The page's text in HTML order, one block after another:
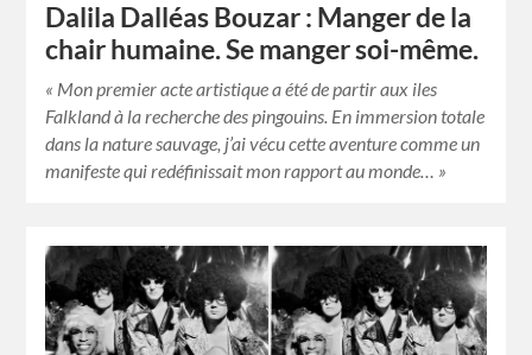
Dalila Dalléas Bouzar : Manger de la
chair humaine. Se manger soi-même.
« Mon premier acte artistique a été de partir aux iles
Falkland à la recherche des pingouins. En immersion totale
dans la nature sauvage, j’ai vécu cette aventure comme un
manifeste qui redéfinissait mon rapport au monde… »